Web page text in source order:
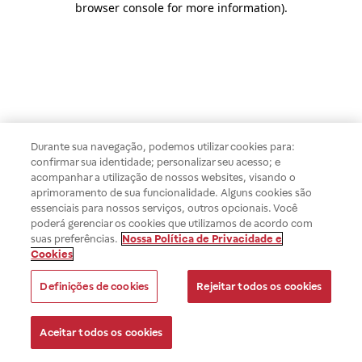
browser console for more information).
Durante sua navegação, podemos utilizar cookies para:
confirmar sua identidade; personalizar seu acesso; e
acompanhar a utilização de nossos websites, visando o
aprimoramento de sua funcionalidade. Alguns cookies são
essenciais para nossos serviços, outros opcionais. Você
poderá gerenciar os cookies que utilizamos de acordo com
suas preferências. Nossa Política de Privacidade e
Cookies
Definições de cookies Rejeitar todos os cookies
Aceitar todos os cookies